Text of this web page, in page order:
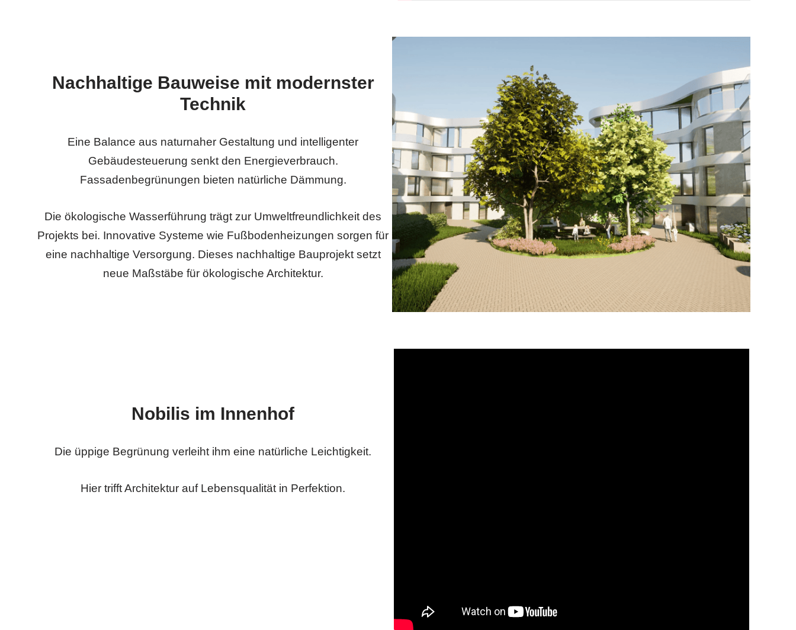
Nachhaltige Bauweise mit modernster
Technik
Eine Balance aus naturnaher Gestaltung und intelligenter
Gebäudesteuerung senkt den Energieverbrauch.
Fassadenbegrünungen bieten natürliche Dämmung.
Die ökologische Wasserführung trägt zur Umweltfreundlichkeit des
Projekts bei. Innovative Systeme wie Fußbodenheizungen sorgen für
eine nachhaltige Versorgung. Dieses nachhaltige Bauprojekt setzt
neue Maßstäbe für ökologische Architektur.
Nobilis im Innenhof
Die üppige Begrünung verleiht ihm eine natürliche Leichtigkeit.
Hier trifft Architektur auf Lebensqualität in Perfektion.